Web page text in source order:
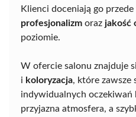
Klienci doceniają go
profesjonalizm oraz jakość
poziomie.
W ofercie salonu znajduje
i koloryzacja, które zawsze
indywidualnych oczekiwań
przyjazna atmosfera, a